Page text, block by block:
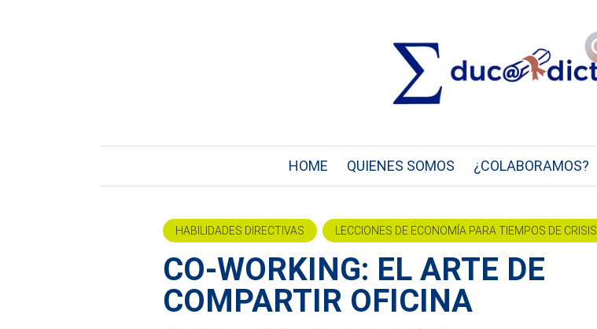
HOME QUIENES SOMOS ¿COLABORAMOS?
HABILIDADES DIRECTIVAS LECCIONES DE ECONOMÍA PARA TIEMPOS DE CRISIS
CO-WORKING: EL ARTE DE
COMPARTIR OFICINA